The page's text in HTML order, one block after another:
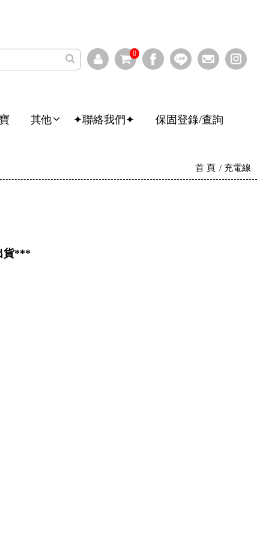
0
其他 ✦聯絡我們✦ 保固登錄/查詢
首 頁 充電線
貨***